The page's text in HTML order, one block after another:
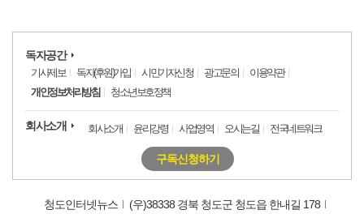
독자공간
기사제보 독자(후원)가입 시민기자신청 광고문의
이용약관
개인정보처리방침
청소년보호정책
회사소개 회사소개 윤리강령 사업영역 오시는길 전국네트워크
구독신청하기
청도인터넷뉴스
(우)38338 경북 청도군 청도읍 한내길 178